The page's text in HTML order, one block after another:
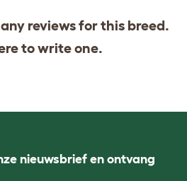
reviews for this breed.
to write one.
nieuwsbrief en ontvang